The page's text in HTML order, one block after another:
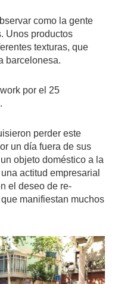
como la gente
Unos productos
texturas, que
barcelonesa.
por el 25
perder este
un día fuera de sus
objeto doméstico a la
actitud empresarial
el deseo de re-
manifiestan muchos